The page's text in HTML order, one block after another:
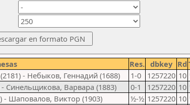
Res. dbkey Rd
- Небыков, Геннадий (1688) 1-0 1257220 10
Синельщикова, Варвара (1883) 0-1 1257220 10
- Шаповалов, Виктор (1903) ½-½ 1257220 10